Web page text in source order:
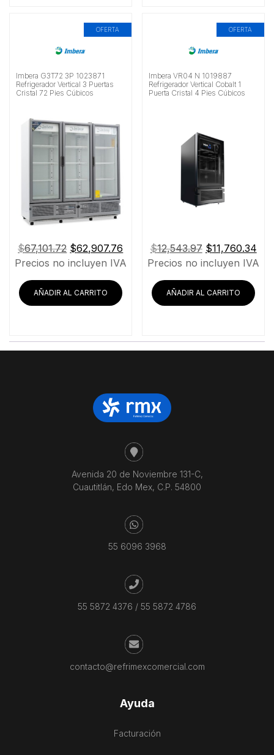
OFERTA
Imbera G3T72 3P 1023871
Refrigerador Vertical 3 Puertas
Cristal 72 Pies Cúbicos
$67,101.72 El
precio
original
era:
$67,101.72.
$62,907.76
precio
$62,907.76.
Precios no incluyen IVA
AÑADIR AL CARRITO
OFERTA
Imbera VR04 N 1019887
Refrigerador Vertical Cobalt 1
Puerta Cristal 4 Pies Cúbicos
$12,543.97 El
precio
original
era:
$12,543.97.
$11,760.34El
Precios no incluyen IVA
AÑADIR AL CARRITO
Avenida 20 de Noviembre 131-C,
Cuautitlán, Edo Mex, C.P. 54800
55 6096 3968
55 5872 4376 / 55 5872 4786
contacto@refrimexcomercial.com
Ayuda
Facturación